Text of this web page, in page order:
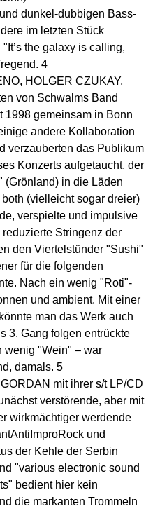
dunkel-dubbigen Bass-
im letzten Stück
the galaxy is calling,
4
HOLGER CZUKAY,
von Schwalms Band
1998 gemeinsam in Bonn
andere Kollaboration
verzauberten das Publikum
Konzerts aufgetaucht, der
(Grönland) in die Läden
(vielleicht sogar dreier)
verspielte und impulsive
Stringenz der
den Viertelstünder "Sushi"
für die folgenden
Nach ein wenig "Roti"-
und ambient. Mit einer
man das Werk auch
3. Gang folgen entrückte
wenig "Wein" – war
damals. 5
mit ihrer s/t LP/CD
verstörende, aber mit
wirkmächtiger werdende
und
der Kehle der Serbin
"various electronic sound
bedient hier kein
die markanten Trommeln